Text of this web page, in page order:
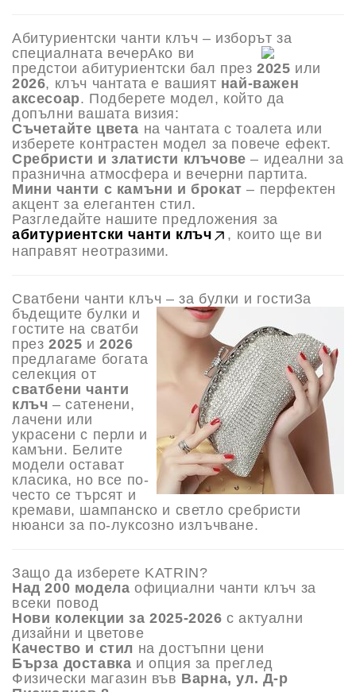
Абитуриентски чанти клъч – изборът за
специалната вечерАко ви
предстои абитуриентски бал през2025 или
2026, клъч чантата е вашият най-важен
аксесоар. Подберете модел, който да
допълни вашата визия:
Съчетайте цвета на чантата с тоалета или
изберете контрастен модел за повече ефект.
Сребристи и златисти клъчове – идеални за
празнична атмосфера и вечерни партита.
Мини чанти с камъни и брокат – перфектен
акцент за елегантен стил.
Разгледайте нашите предложения за
абитуриентски чанти клъч
, които ще ви
направят неотразими.
Сватбени чанти клъч – за булки и гостиЗа
бъдещите булки и
гостите на сватби
през 2025 и2026
предлагаме богата
селекция от
сватбени чанти
клъч – сатенени,
лачени или
украсени с перли и
камъни. Белите
модели остават
класика, но все по-
често се търсят и
кремави, шампанско и светло сребристи
нюанси за по-луксозно излъчване.
Защо да изберете KATRIN?
Над 200 модела официални чанти клъч за
всеки повод
Нови колекции за 2025-2026 с актуални
дизайни и цветове
Качество и стил на достъпни цени
Бърза доставка и опция за преглед
Физически магазин във Варна, ул. Д-р